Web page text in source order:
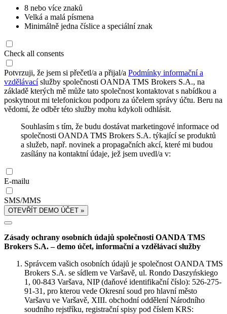
8 nebo více znaků
Velká a malá písmena
Minimálně jedna číslice a speciální znak
Check all consents
Potvrzuji, že jsem si přečetl/a a přijal/a Podmínky informační a
vzdělávacíslužby společnosti OANDA TMS Brokers S.A., na
základě kterých mě může tato společnost kontaktovat s nabídkou a
poskytnout mi telefonickou podporu za účelem správy účtu. Beru na
vědomí, že odběr této služby mohu kdykoli odhlásit.
Souhlasím s tím, že budu dostávat marketingové informace od
společnosti OANDA TMS Brokers S.A. týkající se produktů
a služeb, např. novinek a propagačních akcí, které mi budou
zasílány na kontaktní údaje, jež jsem uvedl/a v:
E-mailu
SMS/MMS
OTEVŘÍT DEMO ÚČET »
Zásady ochrany osobních údajů společnosti OANDA TMS
Brokers S.A. – demo účet, informační a vzdělávací služby
Správcem vašich osobních údajů je společnost OANDA TMS
Brokers S.A. se sídlem ve Varšavě, ul. Rondo Daszyńskiego
1, 00-843 Varšava, NIP (daňové identifikační číslo): 526-275-
91-31, pro kterou vede Okresní soud pro hlavní město
Varšavu ve Varšavě, XIII. obchodní oddělení Národního
soudního rejstříku, registrační spisy pod číslem KRS: